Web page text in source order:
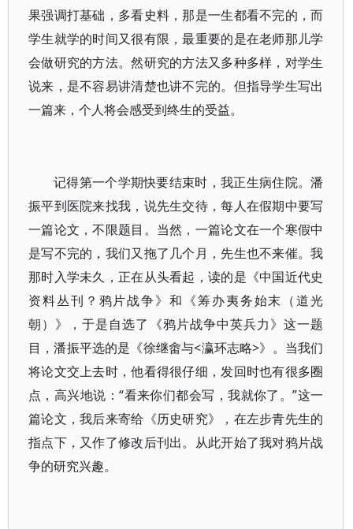
果强调打基础，多看史料，那是一生都看不完的，而
学生就学的时间又很有限，最重要的是在老师那儿学
会做研究的方法。然研究的方法又多种多样，对学生
说来，是不容易讲清楚也讲不完的。但指导学生写出
一篇来，个人将会感受到终生的受益。
记得第一个学期快要结束时，我正生病住院。潘
振平到医院来找我，说先生交待，每人在假期中要写
一篇论文，不限题目。当然，一篇论文在一个寒假中
是写不完的，我们又拖了几个月，先生也不来催。我
那时入学未久，正在从头看起，读的是《中国近代史
资料丛刊？鸦片战争》和《筹办夷务始末（道光
朝）》，于是自选了《鸦片战争中英兵力》这一题
目，潘振平选的是《徐继畬与<瀛环志略>》。当我们
将论文交上去时，他看得很仔细，发回时也有很多圈
点，高兴地说：“看来你们都会写，我就你了。”这一
篇论文，我后来寄给《历史研究》，在左步青先生的
指点下，又作了修改后刊出。从此开始了我对鸦片战
争的研究兴趣。